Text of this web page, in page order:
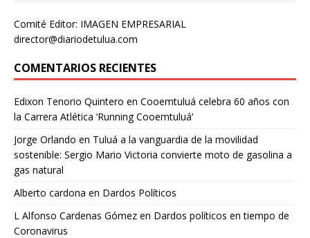
Comité Editor: IMAGEN EMPRESARIAL
director@diariodetulua.com
COMENTARIOS RECIENTES
Edixon Tenorio Quintero en Cooemtuluá celebra 60 años con
la Carrera Atlética ‘Running Cooemtuluá’
Jorge Orlando en Tuluá a la vanguardia de la movilidad
sostenible: Sergio Mario Victoria convierte moto de gasolina a
gas natural
Alberto cardona en Dardos Políticos
L Alfonso Cardenas Gómez en Dardos políticos en tiempo de
Coronavirus